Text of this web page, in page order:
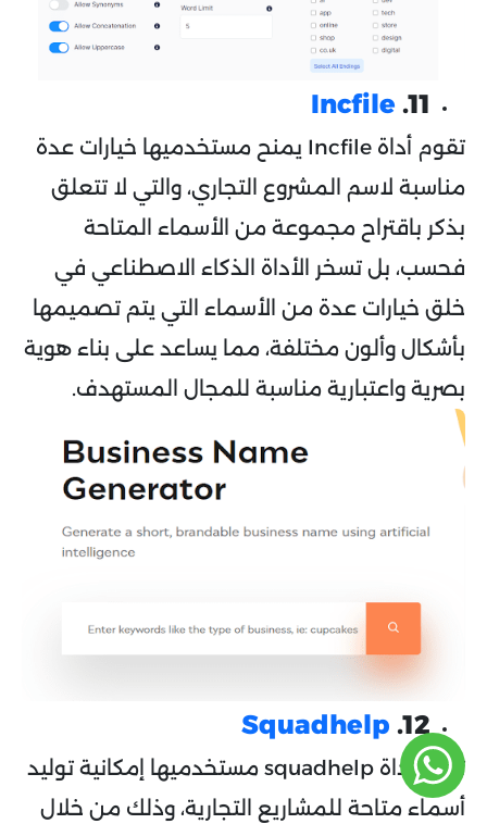
11.
Incfile
تقوم أداة Incfile يمنح مستخدميها خيارات عدة
مناسبة لاسم المشروع التجاري، والتي لا تتعلق
بذكر باقتراح مجموعة من الأسماء المتاحة
فحسب، بل تسخر الأداة الذكاء الاصطناعي في
خلق خيارات عدة من الأسماء التي يتم تصميمها
بأشكال وألون مختلفة، مما يساعد على بناء هوية
بصرية واعتبارية مناسبة للمجال المستهدف.
12.
Squadhelp
تمنح أداة squadhelp مستخدميها إمكانية توليد
أسماء متاحة للمشاريع التجارية، وذلك من خلال